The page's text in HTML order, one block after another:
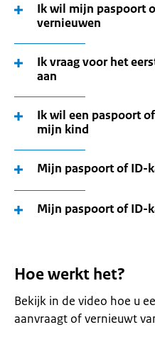
Ik wil mijn paspoort
vernieuwen
Ik vraag voor het
aan
Ik wil een paspoort
mijn kind
Mijn paspoort of ID-
Mijn paspoort of ID-
Hoe werkt het?
Bekijk in de video hoe u
aanvraagt of vernieuwt